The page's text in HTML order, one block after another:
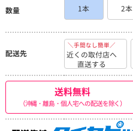
数量 1本 2本
配送先
＼手間なし簡単／
近くの取付店へ
直送する
送料無料
（沖縄・離島・個人宅への配送を除く）